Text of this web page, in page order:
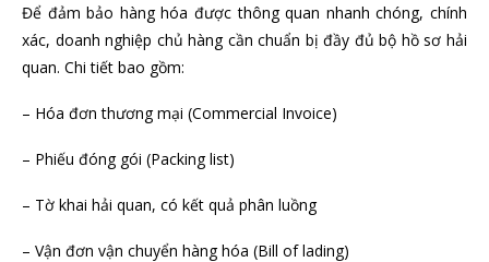
Để đảm bảo hàng hóa được thông quan nhanh chóng, chính
xác, doanh nghiệp chủ hàng cần chuẩn bị đầy đủ bộ hồ sơ hải
quan. Chi tiết bao gồm:
– Hóa đơn thương mại (Commercial Invoice)
– Phiếu đóng gói (Packing list)
– Tờ khai hải quan, có kết quả phân luồng
– Vận đơn vận chuyển hàng hóa (Bill of lading)